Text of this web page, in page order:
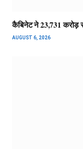
कैबिनेट ने 23,731 करोड़
AUGUST 6, 2026